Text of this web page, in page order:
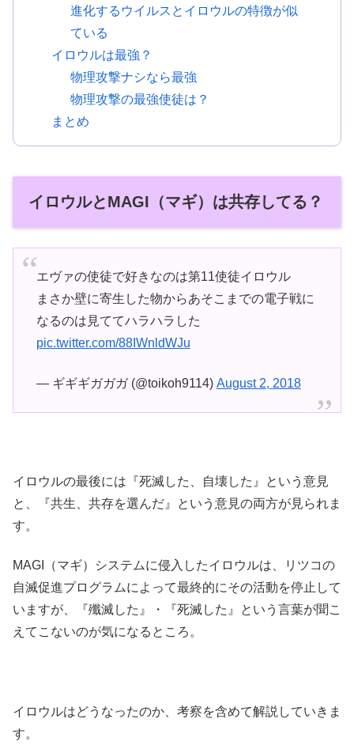
進化するウイルスとイロウルの特徴が似
ている
イロウルは最強？
物理攻撃ナシなら最強
物理攻撃の最強使徒は？
まとめ
イロウルとMAGI（マギ）は共存してる？
エヴァの使徒で好きなのは第11使徒イロウル
まさか壁に寄生した物からあそこまでの電子戦に
なるのは見ててハラハラした
pic.twitter.com/88IWnldWJu
— ギギギガガガ (@toikoh9114) August 2, 2018
イロウルの最後には『死滅した、自壊した』という意見
と、『共生、共存を選んだ』という意見の両方が見られま
す。
MAGI（マギ）システムに侵入したイロウルは、リツコの
自滅促進プログラムによって最終的にその活動を停止して
いますが、『殲滅した』・『死滅した』という言葉が聞こ
えてこないのが気になるところ。
イロウルはどうなったのか、考察を含めて解説していきま
す。